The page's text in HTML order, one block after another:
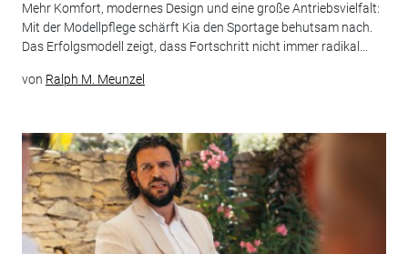
Mehr Komfort, modernes Design und eine große Antriebsvielfalt:
Mit der Modellpflege schärft Kia den Sportage behutsam nach.
Das Erfolgsmodell zeigt, dass Fortschritt nicht immer radikal...
von Ralph M. Meunzel